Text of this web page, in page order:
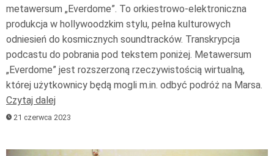
metawersum „Everdome”. To orkiestrowo-elektroniczna
produkcja w hollywoodzkim stylu, pełna kulturowych
odniesień do kosmicznych soundtracków. Transkrypcja
podcastu do pobrania pod tekstem poniżej. Metawersum
„Everdome” jest rozszerzoną rzeczywistością wirtualną,
której użytkownicy będą mogli m.in. odbyć podróż na Marsa.
Czytaj dalej
21 czerwca 2023